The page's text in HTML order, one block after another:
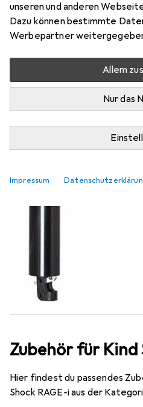
unseren und anderen
Dazu können bestimmte
Werbepartner
Allem
Nur das
Impressum
EUR
167,69
Kind Shock
31.60 mm
Zubehör für Kind
Hier findest du passendes
Shock RAGE-i aus der